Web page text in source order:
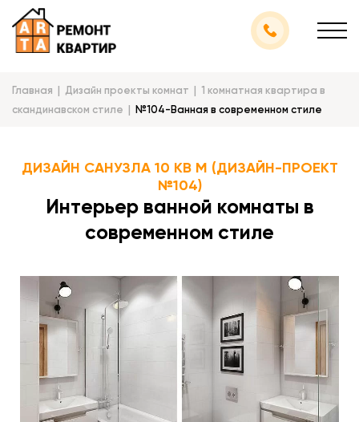
Главная Дизайн проекты комнат
1 комнатная квартира в
скандинавском стиле
№104-Ванная в современном стиле
ДИЗАЙН САНУЗЛА 10 КВ М (ДИЗАЙН-ПРОЕКТ
№104)
Интерьер ванной комнаты в
современном стиле